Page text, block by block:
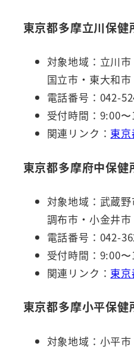
東京都多摩立川保健
対象地域：立川
国立市・東大和
電話番号：042-
受付時間：9:00〜
関連リンク： 東
東京都多摩府中保健
対象地域：武蔵
調布市・小金井
電話番号：042-
受付時間：9:00〜
関連リンク： 東
東京都多摩小平保健
対象地域：小平